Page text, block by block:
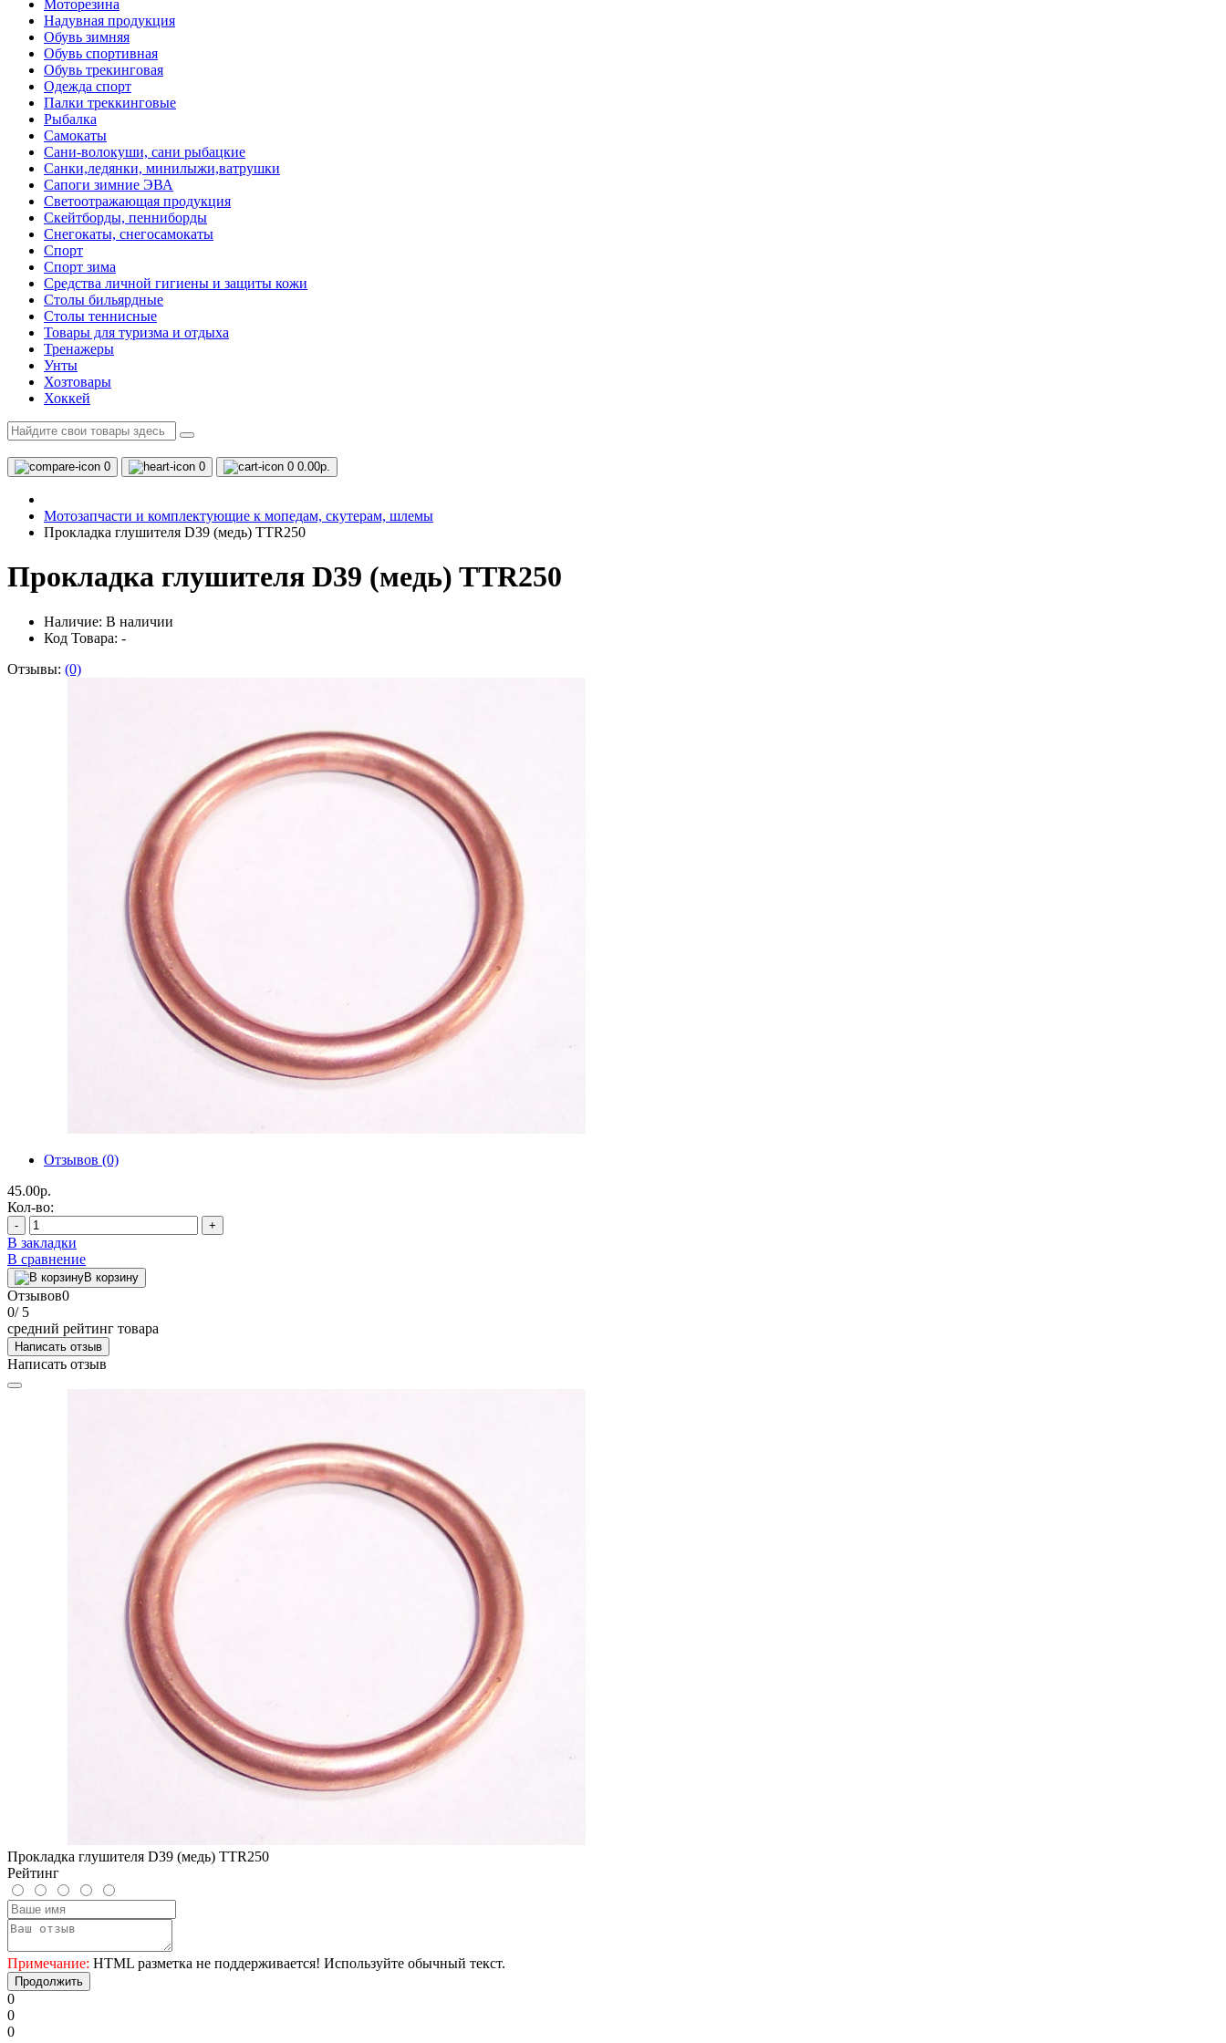
Моторезина
Надувная продукция
Обувь зимняя
Обувь спортивная
Обувь трекинговая
Одежда спорт
Палки треккинговые
Рыбалка
Самокаты
Сани-волокуши, сани рыбацкие
Санки,ледянки, минилыжи,ватрушки
Сапоги зимние ЭВА
Светоотражающая продукция
Скейтборды, пенниборды
Снегокаты, снегосамокаты
Спорт
Спорт зима
Средства личной гигиены и защиты кожи
Столы бильярдные
Столы теннисные
Товары для туризма и отдыха
Тренажеры
Унты
Хозтовары
Хоккей
0 0 0 0.00р.
Мотозапчасти и комплектующие к мопедам, скутерам, шлемы
Прокладка глушителя D39 (медь) TTR250
Прокладка глушителя D39 (медь) TTR250
Наличие: В наличии
Код Товара: -
Отзывы: (0)
Отзывов (0)
45.00р.
Кол-во:
- +
В закладки
В сравнение
В корзину
Отзывов0
0/ 5
средний рейтинг товара
Написать отзыв
Написать отзыв
Прокладка глушителя D39 (медь) TTR250
Рейтинг
Примечание: HTML разметка не поддерживается! Используйте обычный текст.
Продолжить
0
0
0